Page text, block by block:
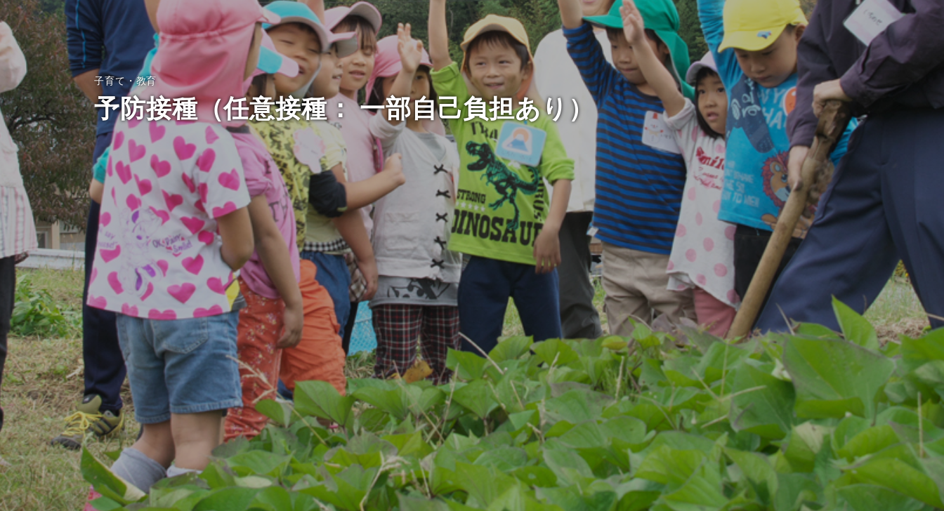
子育て・教育
予防接種（任意接種： 一部自己負担あり）